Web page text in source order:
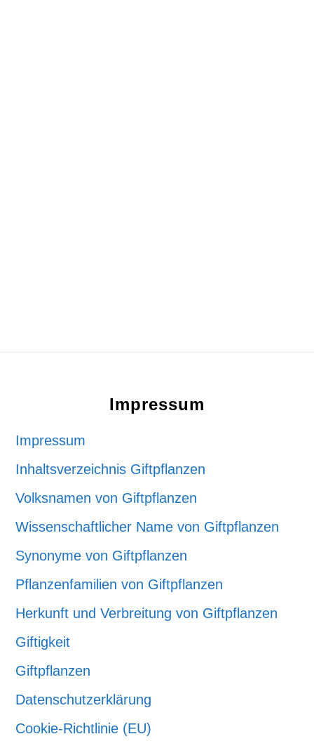
Impressum
Impressum
Inhaltsverzeichnis Giftpflanzen
Volksnamen von Giftpflanzen
Wissenschaftlicher Name von Giftpflanzen
Synonyme von Giftpflanzen
Pflanzenfamilien von Giftpflanzen
Herkunft und Verbreitung von Giftpflanzen
Giftigkeit
Giftpflanzen
Datenschutzerklärung
Cookie-Richtlinie (EU)